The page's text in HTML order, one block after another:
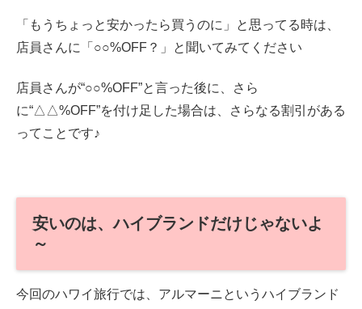
「もうちょっと安かったら買うのに」と思ってる時は、
店員さんに「○○%OFF？」と聞いてみてください
店員さんが“○○%OFF”と言った後に、さら
に“△△%OFF”を付け足した場合は、さらなる割引がある
ってことです♪
安いのは、ハイブランドだけじゃないよ
～
今回のハワイ旅行では、アルマーニというハイブランド